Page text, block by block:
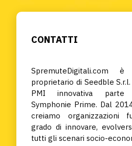
CONTATTI
SpremuteDigitali.com
proprietario di Seedble
PMI innovativa
Symphonie Prime. Dal
creiamo organizzazioni
grado di innovare,
tutti gli scenari socio-